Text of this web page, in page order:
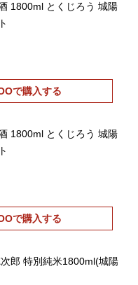
1800ml とくじろう 城陽
で購入する
1800ml とくじろう 城陽
で購入する
郎 特別純米1800ml(城陽